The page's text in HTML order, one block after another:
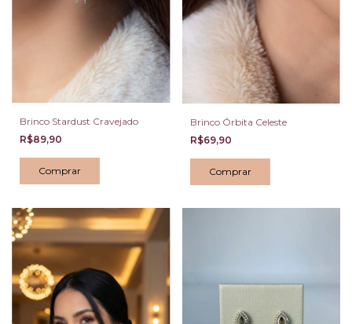
Brinco Stardust Cravejado
R$89,90
Brinco Órbita Celeste
R$69,90